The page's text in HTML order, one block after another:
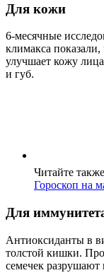
Для кожи
6-месячные
климакса
улучшает кожу
и губ.
Читайте
Гороскоп на
Для
Антиоксиданты в
толстой кишки.
семечек разрушают